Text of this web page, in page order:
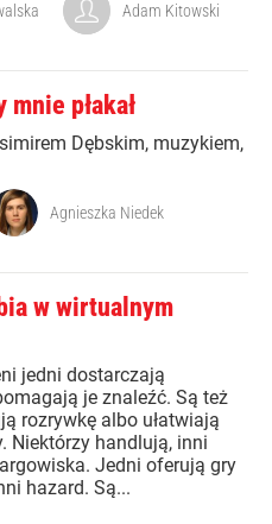
Adam Kitowski
płakał
Dębskim, muzykiem,
Agnieszka Niedek
w wirtualnym
jedni dostarczają
je znaleźć. Są też
rozrywkę albo ułatwiają
Niektórzy handlują, inni
Jedni oferują gry
hazard. Są...